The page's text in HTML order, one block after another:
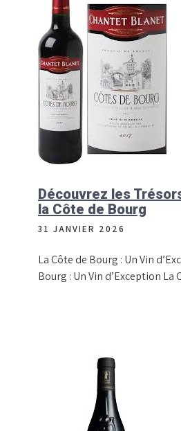
Découvrez les
la Côte de Bourg
31 JANVIER 2026
La Côte de Bourg : Un Vin
Bourg : Un Vin d’Exception